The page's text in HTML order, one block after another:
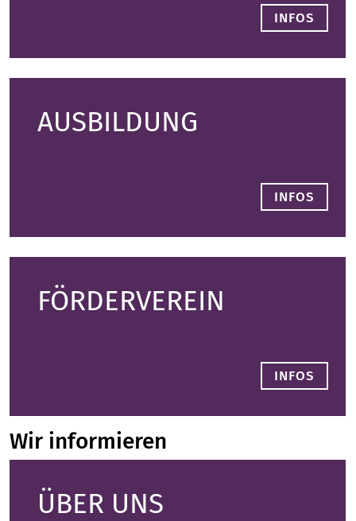
INFOS
AUSBILDUNG
INFOS
FÖRDERVEREIN
INFOS
Wir informieren
ÜBER UNS